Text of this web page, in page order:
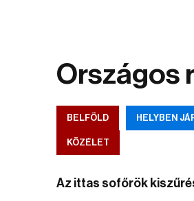
Országos
BELFÖLD HELYBEN
KÖZÉLET
Az ittas sofőrök